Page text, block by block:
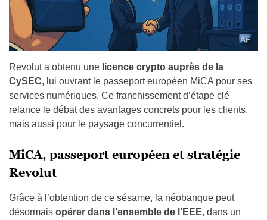
Revolut a obtenu une licence crypto auprès de la
CySEC, lui ouvrant le passeport européen MiCA pour ses
services numériques. Ce franchissement d’étape clé
relance le débat des avantages concrets pour les clients,
mais aussi pour le paysage concurrentiel.
MiCA, passeport européen et stratégie
Revolut
Grâce à l’obtention de ce sésame, la néobanque peut
désormais opérer dans l’ensemble de l’EEE, dans un